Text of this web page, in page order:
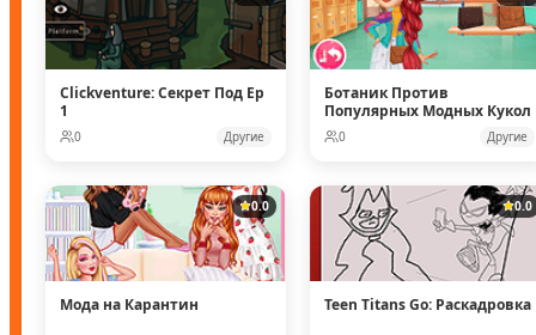
Clickventure: Секрет Под Ep
1
0 Другие
Ботаник Против
Популярных Модных Кукол
0 Другие
0.0
Мода на Карантин
0.0
Teen Titans Go: Раскадровка